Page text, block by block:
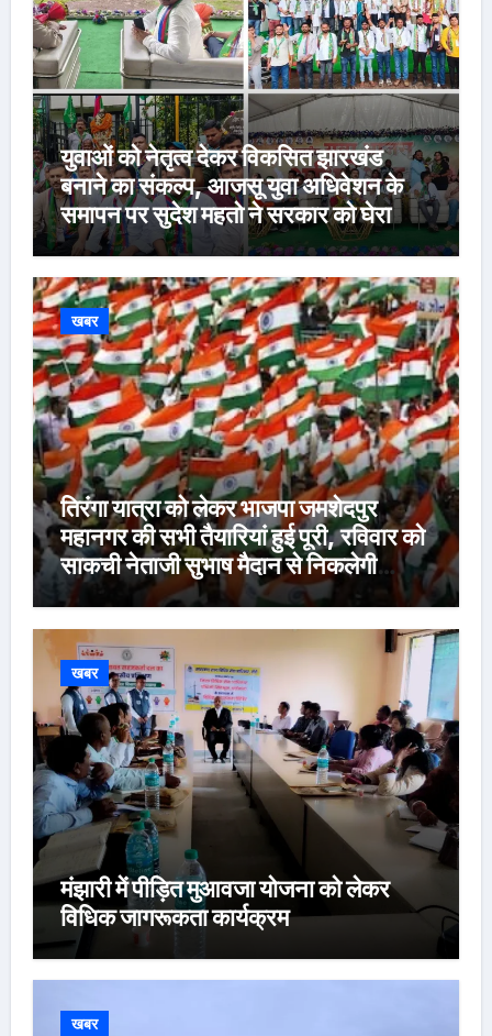
युवाओं को नेतृत्व देकर विकसित झारखंड
बनाने का संकल्प, आजसू युवा अधिवेशन के
समापन पर सुदेश महतो ने सरकार को घेरा
खबर
तिरंगा यात्रा को लेकर भाजपा जमशेदपुर
महानगर की सभी तैयारियां हुई पूरी, रविवार को
साकची नेताजी सुभाष मैदान से निकलेगी
विशाल तिरंगा यात्रा
खबर
मंझारी में पीड़ित मुआवजा योजना को लेकर
विधिक जागरूकता कार्यक्रम
खबर